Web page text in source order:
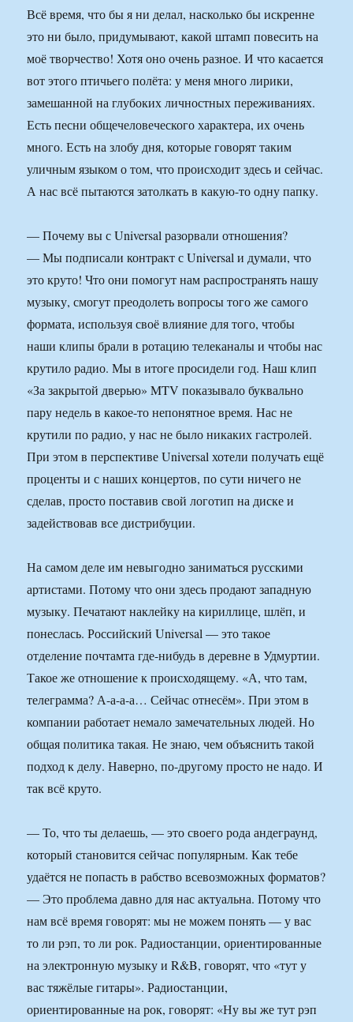
Всё время, что бы я ни делал, насколько бы искренне
это ни было, придумывают, какой штамп повесить на
моё творчество! Хотя оно очень разное. И что касается
вот этого птичьего полёта: у меня много лирики,
замешанной на глубоких личностных переживаниях.
Есть песни общечеловеческого характера, их очень
много. Есть на злобу дня, которые говорят таким
уличным языком о том, что происходит здесь и сейчас.
А нас всё пытаются затолкать в какую-то одну папку.
— Почему вы с Universal разорвали отношения?
— Мы подписали контракт с Universal и думали, что
это круто! Что они помогут нам распространять нашу
музыку, смогут преодолеть вопросы того же самого
формата, используя своё влияние для того, чтобы
наши клипы брали в ротацию телеканалы и чтобы нас
крутило радио. Мы в итоге просидели год. Наш клип
«За закрытой дверью» MTV показывало буквально
пару недель в какое-то непонятное время. Нас не
крутили по радио, у нас не было никаких гастролей.
При этом в перспективе Universal хотели получать ещё
проценты и с наших концертов, по сути ничего не
сделав, просто поставив свой логотип на диске и
задействовав все дистрибуции.
На самом деле им невыгодно заниматься русскими
артистами. Потому что они здесь продают западную
музыку. Печатают наклейку на кириллице, шлёп, и
понеслась. Российский Universal — это такое
отделение почтамта где-нибудь в деревне в Удмуртии.
Такое же отношение к происходящему. «А, что там,
телеграмма? А-а-а-а… Сейчас отнесём». При этом в
компании работает немало замечательных людей. Но
общая политика такая. Не знаю, чем объяснить такой
подход к делу. Наверно, по-другому просто не надо. И
так всё круто.
— То, что ты делаешь, — это своего рода андеграунд,
который становится сейчас популярным. Как тебе
удаётся не попасть в рабство всевозможных форматов?
— Это проблема давно для нас актуальна. Потому что
нам всё время говорят: мы не можем понять — у вас
то ли рэп, то ли рок. Радиостанции, ориентированные
на электронную музыку и R&B, говорят, что «тут у
вас тяжёлые гитары». Радиостанции,
ориентированные на рок, говорят: «Ну вы же тут рэп